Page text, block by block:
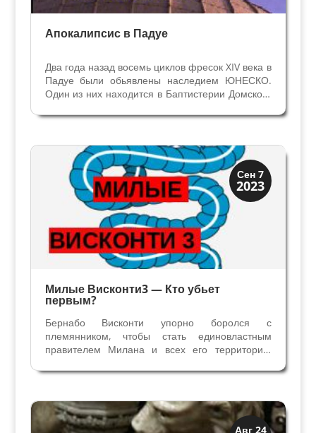
Апокалипсис в Падуе
Два года назад восемь циклов фресок XIV века в
Падуе были обьявлены наследием ЮНЕСКО.
Один из них находится в Баптистерии Домского
году, посвящен как положено, Иоанну
часовней. Его...
Сен 7
2023
Висконти Сфорца
Династии
Милые Висконти3 — Кто убьет
первым?
Бернабо Висконти упорно боролся с
племянником, чтобы стать единовластным
правителем Милана и всех его территорий.
Висконти была непереносима. Не смог
хитро решил заискивать перед...
Авг 24
Загадки прошлого